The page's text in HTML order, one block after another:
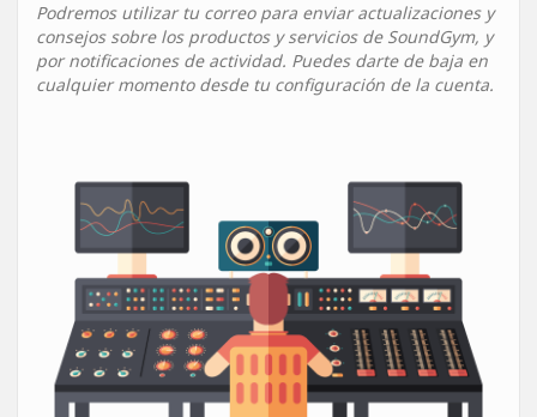
Podremos utilizar tu correo para enviar actualizaciones y
consejos sobre los productos y servicios de SoundGym, y
por notificaciones de actividad. Puedes darte de baja en
cualquier momento desde tu configuración de la cuenta.